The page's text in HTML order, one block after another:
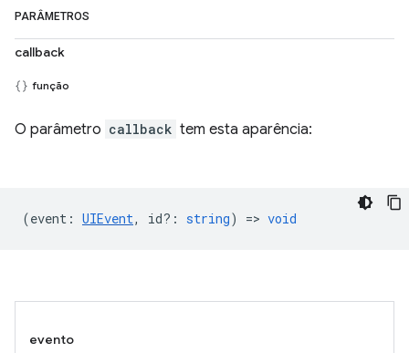
PARÂMETROS
callback
função
O parâmetro callback tem esta aparência:
(event : UIEvent, id? : string) => void
evento